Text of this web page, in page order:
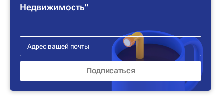
Недвижимость"